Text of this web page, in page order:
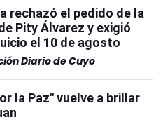
rechazó el pedido de la
Pity Álvarez y exigió
el 10 de agosto
Diario de Cuyo
la Paz" vuelve a brillar